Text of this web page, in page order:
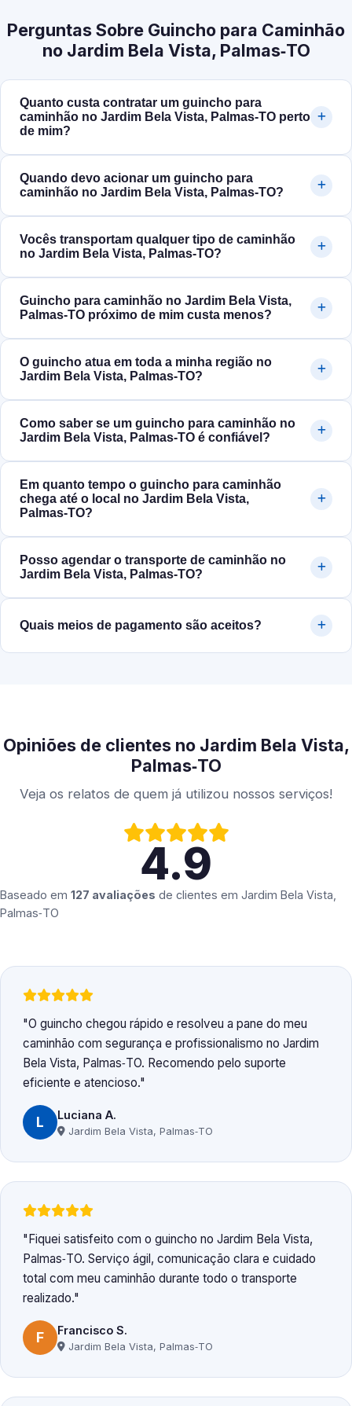
Perguntas Sobre Guincho para Caminhão
no Jardim Bela Vista, Palmas‑TO
Quanto custa contratar um guincho para
caminhão no Jardim Bela Vista, Palmas‑TO perto
de mim?
Quando devo acionar um guincho para
caminhão no Jardim Bela Vista, Palmas‑TO?
Vocês transportam qualquer tipo de caminhão
no Jardim Bela Vista, Palmas‑TO?
Guincho para caminhão no Jardim Bela Vista,
Palmas‑TO próximo de mim custa menos?
O guincho atua em toda a minha região no
Jardim Bela Vista, Palmas‑TO?
Como saber se um guincho para caminhão no
Jardim Bela Vista, Palmas‑TO é confiável?
Em quanto tempo o guincho para caminhão
chega até o local no Jardim Bela Vista,
Palmas‑TO?
Posso agendar o transporte de caminhão no
Jardim Bela Vista, Palmas‑TO?
Quais meios de pagamento são aceitos?
Opiniões de clientes no Jardim Bela Vista,
Palmas‑TO
Veja os relatos de quem já utilizou nossos serviços!
4.9
Baseado em 127 avaliações de clientes em Jardim Bela Vista,
Palmas‑TO
O guincho chegou rápido e resolveu a pane do meu
caminhão com segurança e profissionalismo no Jardim
Bela Vista, Palmas‑TO. Recomendo pelo suporte
eficiente e atencioso.
L Luciana A.
Jardim Bela Vista, Palmas‑TO
Fiquei satisfeito com o guincho no Jardim Bela Vista,
Palmas‑TO. Serviço ágil, comunicação clara e cuidado
total com meu caminhão durante todo o transporte
realizado.
F Francisco S.
Jardim Bela Vista, Palmas‑TO